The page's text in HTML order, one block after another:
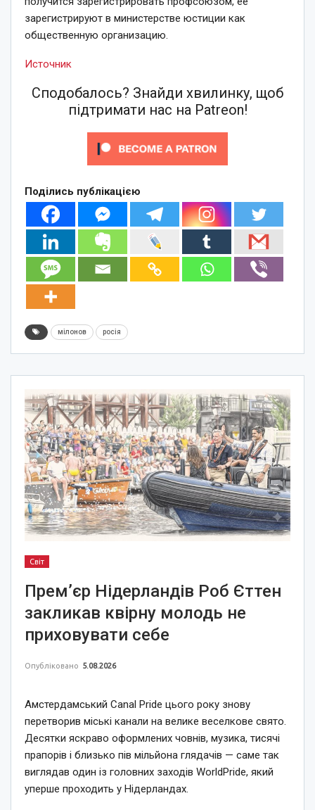
зарегистрируют в министерстве юстиции как
общественную организацию.
Источник
Сподобалось? Знайди хвилинку, щоб
підтримати нас на Patreon!
Поділись публікацією
мілонов росія
Світ
Прем’єр Нідерландів Роб Єттен
закликав квірну молодь не
приховувати себе
Опубліковано 5.08.2026
Амстердамський Canal Pride цього року знову
перетворив міські канали на велике веселкове свято.
Десятки яскраво оформлених човнів, музика, тисячі
прапорів і близько пів мільйона глядачів — саме так
виглядав один із головних заходів WorldPride, який
уперше проходить у Нідерландах.